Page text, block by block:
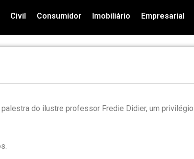
Civil Consumidor Imobiliário Empresarial
do ilustre professor Fredie Didier, um